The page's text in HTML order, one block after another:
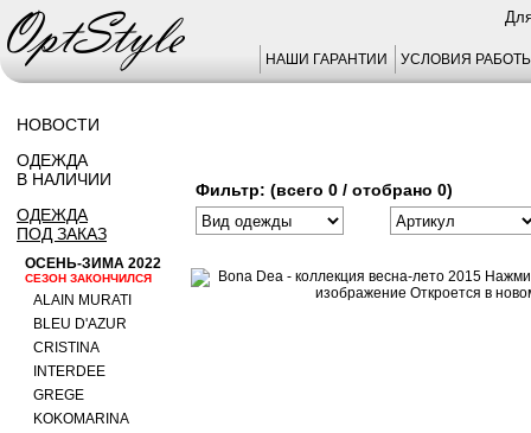
НАШИ ГАРАНТИИ УСЛОВИЯ
НОВОСТИ
ОДЕЖДА
В НАЛИЧИИ
ОДЕЖДА
ПОД ЗАКАЗ
ОСЕНЬ-ЗИМА 2022
СЕЗОН ЗАКОНЧИЛСЯ
ALAIN MURATI
BLEU D'AZUR
CRISTINA
INTERDEE
GREGE
KOKOMARINA
Фильтр: (всего 0 / отобрано 0)